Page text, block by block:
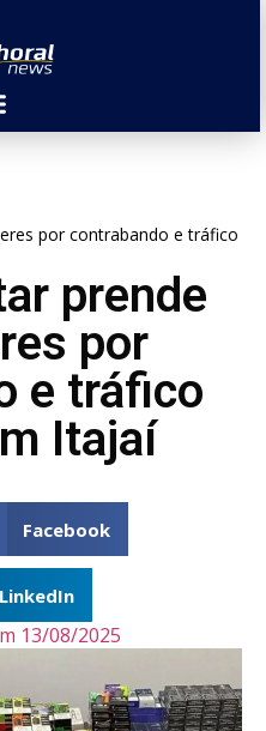
por contrabando e tráfico
prende
por
e tráfico
Itajaí
Facebook
LinkedIn
13/08/2025